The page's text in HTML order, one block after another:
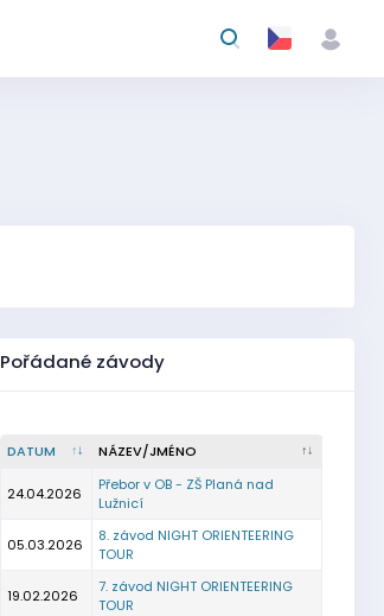
Pořádané závody
DATUM NÁZEV/JMÉNO
24.04.2026
Přebor v OB - ZŠ Planá nad
Lužnicí
05.03.2026
8. závod NIGHT ORIENTEERING
TOUR
19.02.2026
7. závod NIGHT ORIENTEERING
TOUR